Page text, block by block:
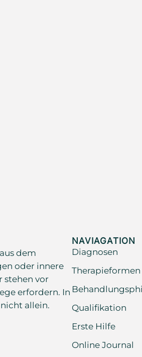
dem
oder innere
stehen vor
erfordern. In
allein.
NAVIAGATION
Diagnosen
Therapieformen
Qualifikation
Erste Hilfe
Online Journal